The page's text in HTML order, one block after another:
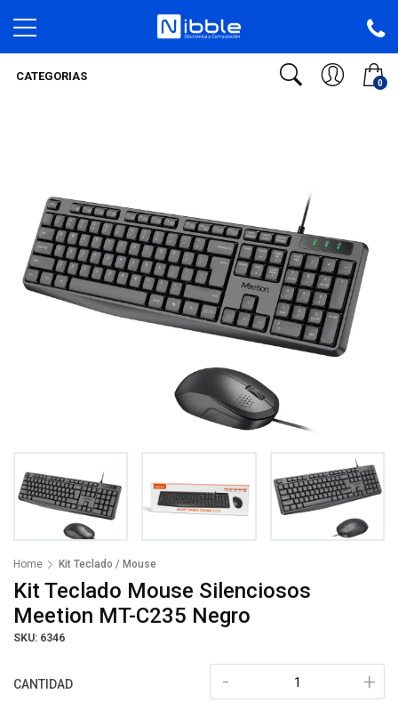
0
CATEGORIAS
Home Kit Teclado / Mouse
Kit Teclado Mouse Silenciosos
Meetion MT-C235 Negro
SKU: 6346
CANTIDAD +
-